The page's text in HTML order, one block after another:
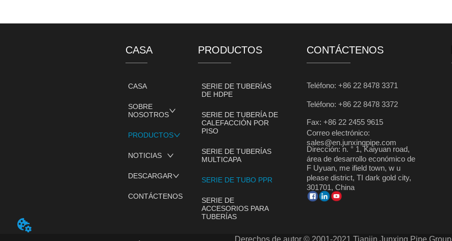
CASA
CASA
SOBRE
NOSOTROS
PRODUCTOS
NOTICIAS
DESCARGAR
CONTÁCTENOS
PRODUCTOS
SERIE DE TUBERÍAS
DE HDPE
SERIE DE TUBERÍA DE
CALEFACCIÓN POR
PISO
SERIE DE TUBERÍAS
MULTICAPA
SERIE DE TUBO PPR
SERIE DE
ACCESORIOS PARA
TUBERÍAS
CONTÁCTENOS
Teléfono: +86 22 8478 3371
Teléfono: +86 22 8478 3372
Fax: +86 22 2455 9615
Correo electrónico:
sales@en.junxingpipe.com
Dirección: n. ° 1, Kaiyuan road,
área de desarrollo económico de
F Uyuan, me ifield town, w u
please district, TI dark gold city,
301701, China
Derechos de autor © 2001-2021 Tianjin Junxing Pipe Group